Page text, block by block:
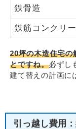
鉄骨造
鉄筋コンクリ
20坪の木造住宅の
とですね。必ずし
建て替えの計画に
引っ越し費用